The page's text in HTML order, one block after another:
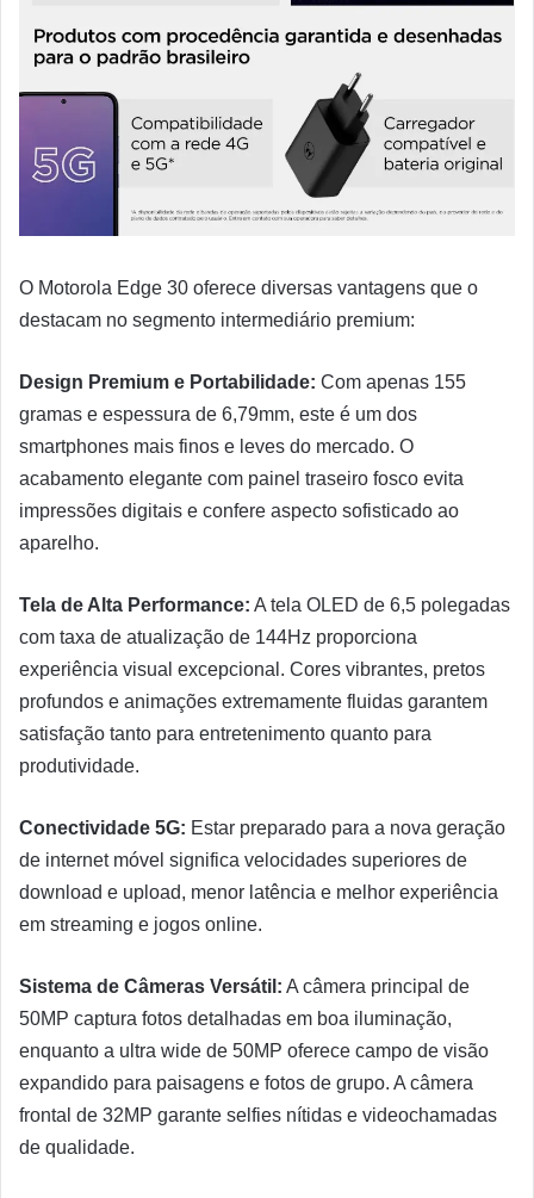
O Motorola Edge 30 oferece diversas vantagens que o
destacam no segmento intermediário premium:
Design Premium e Portabilidade: Com apenas 155
gramas e espessura de 6,79mm, este é um dos
smartphones mais finos e leves do mercado. O
acabamento elegante com painel traseiro fosco evita
impressões digitais e confere aspecto sofisticado ao
aparelho.
Tela de Alta Performance: A tela OLED de 6,5 polegadas
com taxa de atualização de 144Hz proporciona
experiência visual excepcional. Cores vibrantes, pretos
profundos e animações extremamente fluidas garantem
satisfação tanto para entretenimento quanto para
produtividade.
Conectividade 5G: Estar preparado para a nova geração
de internet móvel significa velocidades superiores de
download e upload, menor latência e melhor experiência
em streaming e jogos online.
Sistema de Câmeras Versátil: A câmera principal de
50MP captura fotos detalhadas em boa iluminação,
enquanto a ultra wide de 50MP oferece campo de visão
expandido para paisagens e fotos de grupo. A câmera
frontal de 32MP garante selfies nítidas e videochamadas
de qualidade.